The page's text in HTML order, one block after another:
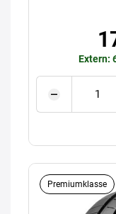
Extern:
Premiumklasse